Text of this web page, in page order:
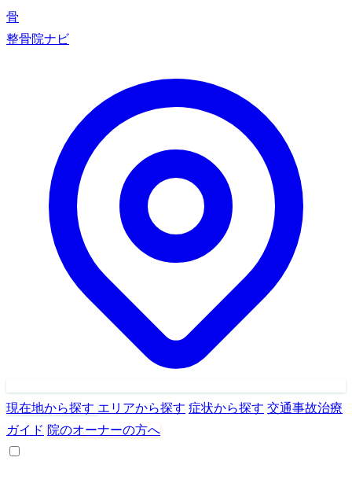
骨
整骨院ナビ
現在地から探す エリアから探す 症状から探す 交通事故治療
ガイド 院のオーナーの方へ